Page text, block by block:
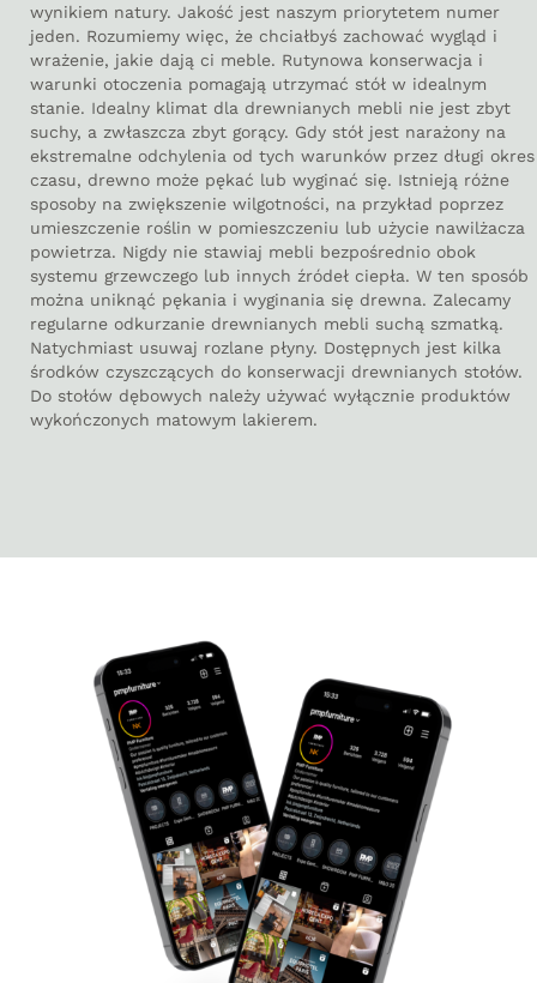
wynikiem natury. Jakość jest naszym priorytetem numer
jeden. Rozumiemy więc, że chciałbyś zachować wygląd i
wrażenie, jakie dają ci meble. Rutynowa konserwacja i
warunki otoczenia pomagają utrzymać stół w idealnym
stanie. Idealny klimat dla drewnianych mebli nie jest zbyt
suchy, a zwłaszcza zbyt gorący. Gdy stół jest narażony na
ekstremalne odchylenia od tych warunków przez długi okres
czasu, drewno może pękać lub wyginać się. Istnieją różne
sposoby na zwiększenie wilgotności, na przykład poprzez
umieszczenie roślin w pomieszczeniu lub użycie nawilżacza
powietrza. Nigdy nie stawiaj mebli bezpośrednio obok
systemu grzewczego lub innych źródeł ciepła. W ten sposób
można uniknąć pękania i wyginania się drewna. Zalecamy
regularne odkurzanie drewnianych mebli suchą szmatką.
Natychmiast usuwaj rozlane płyny. Dostępnych jest kilka
środków czyszczących do konserwacji drewnianych stołów.
Do stołów dębowych należy używać wyłącznie produktów
wykończonych matowym lakierem.